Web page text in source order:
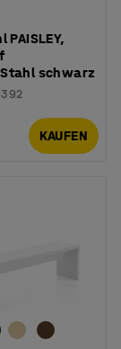
schwarz
KAUFEN